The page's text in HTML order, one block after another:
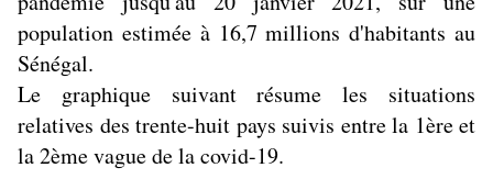
population estimée à 16,7 millions d'habitants au
Sénégal.
Le graphique suivant résume les situations
relatives des trente-huit pays suivis entre la 1ère et
la 2ème vague de la covid-19.